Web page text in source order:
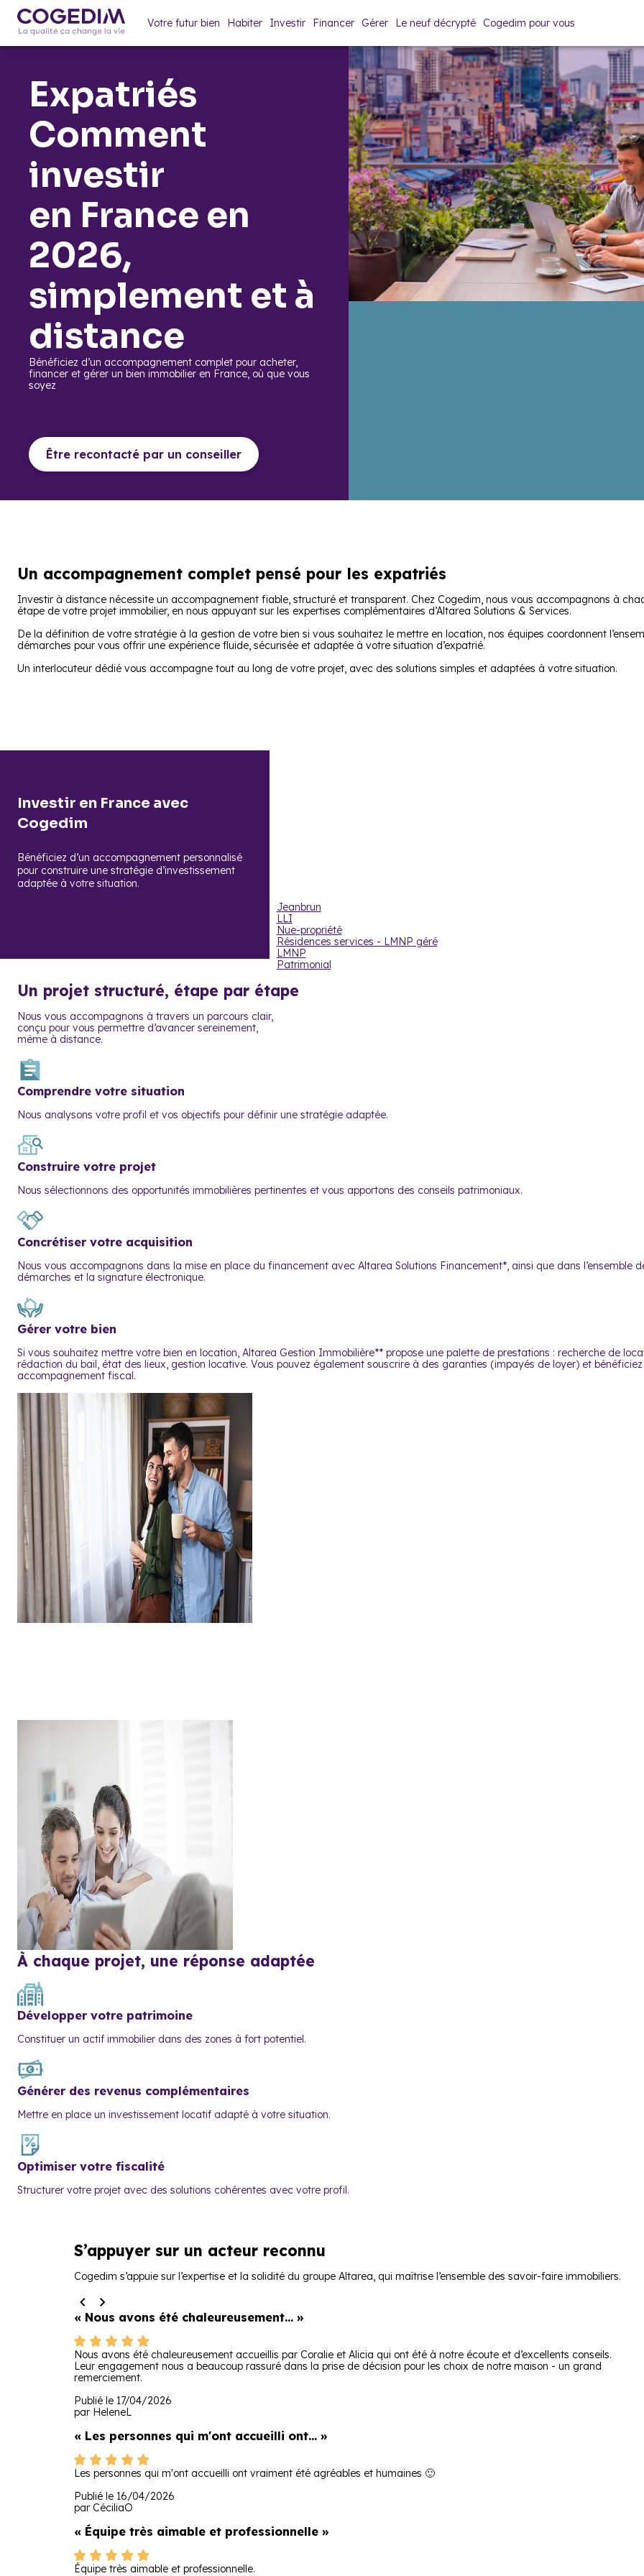
Votre futur bien Habiter Investir Financer Gérer Le neuf décrypté Cogedim pour vous
Expatriés
Comment
investir
en France en
2026,
simplement et à
distance
Bénéficiez d’un accompagnement complet pour acheter,
financer et gérer un bien immobilier en France, où que vous
soyez
Être recontacté par un conseiller
Un accompagnement complet pensé pour les expatriés
Investir à distance nécessite un accompagnement fiable, structuré et transparent. Chez Cogedim, nous vous accompagnons à
étape de votre projet immobilier, en nous appuyant sur les expertises complémentaires d’Altarea Solutions & Services.
De la définition de votre stratégie à la gestion de votre bien si vous souhaitez le mettre en location, nos équipes coordonnent
démarches pour vous offrir une expérience fluide, sécurisée et adaptée à votre situation d’expatrié.
Un interlocuteur dédié vous accompagne tout au long de votre projet, avec des solutions simples et adaptées à votre situation.
Investir en France avec
Cogedim
Bénéficiez d’un accompagnement personnalisé
pour construire une stratégie d’investissement
adaptée à votre situation.
À chaque objectif,
une solution adaptée.
Jeanbrun
LLI
Nue-propriété
Résidences services - LMNP géré
LMNP
Patrimonial
Un projet structuré, étape par étape
Nous vous accompagnons à travers un parcours clair,
conçu pour vous permettre d’avancer sereinement,
même à distance.
Comprendre votre situation
Nous analysons votre profil et vos objectifs pour définir une stratégie adaptée.
Construire votre projet
Nous sélectionnons des opportunités immobilières pertinentes et vous apportons des conseils patrimoniaux.
Concrétiser votre acquisition
Nous vous accompagnons dans la mise en place du financement avec Altarea Solutions Financement*, ainsi que dans l’ensemble
démarches et la signature électronique.
Gérer votre bien
Si vous souhaitez mettre votre bien en location, Altarea Gestion Immobilière** propose une palette de prestations : recherche de
rédaction du bail, état des lieux, gestion locative. Vous pouvez également souscrire à des garanties (impayés de loyer) et bénéficiez
accompagnement fiscal.
À chaque projet, une réponse adaptée
Développer votre patrimoine
Constituer un actif immobilier dans des zones à fort potentiel.
Générer des revenus complémentaires
Mettre en place un investissement locatif adapté à votre situation.
Optimiser votre fiscalité
Structurer votre projet avec des solutions cohérentes avec votre profil.
S’appuyer sur un acteur reconnu
Cogedim s’appuie sur l’expertise et la solidité du groupe Altarea, qui maîtrise l’ensemble des savoir-faire immobiliers.
« Nous avons été chaleureusement... »
Nous avons été chaleureusement accueillis par Coralie et Alicia qui ont été à notre écoute et d’excellents conseils.
Leur engagement nous a beaucoup rassuré dans la prise de décision pour les choix de notre maison - un grand
remerciement.
Publié le 17/04/2026
par HeleneL
« Les personnes qui m'ont accueilli ont... »
Les personnes qui m'ont accueilli ont vraiment été agréables et humaines 🙂
Publié le 16/04/2026
par CéciliaO
« Équipe très aimable et professionnelle »
Équipe très aimable et professionnelle.